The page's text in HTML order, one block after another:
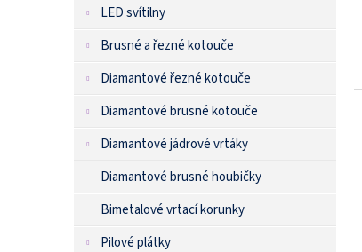
LED svítilny
Brusné a řezné kotouče
Diamantové řezné kotouče
Diamantové brusné kotouče
Diamantové jádrové vrtáky
Diamantové brusné houbičky
Bimetalové vrtací korunky
Pilové plátky